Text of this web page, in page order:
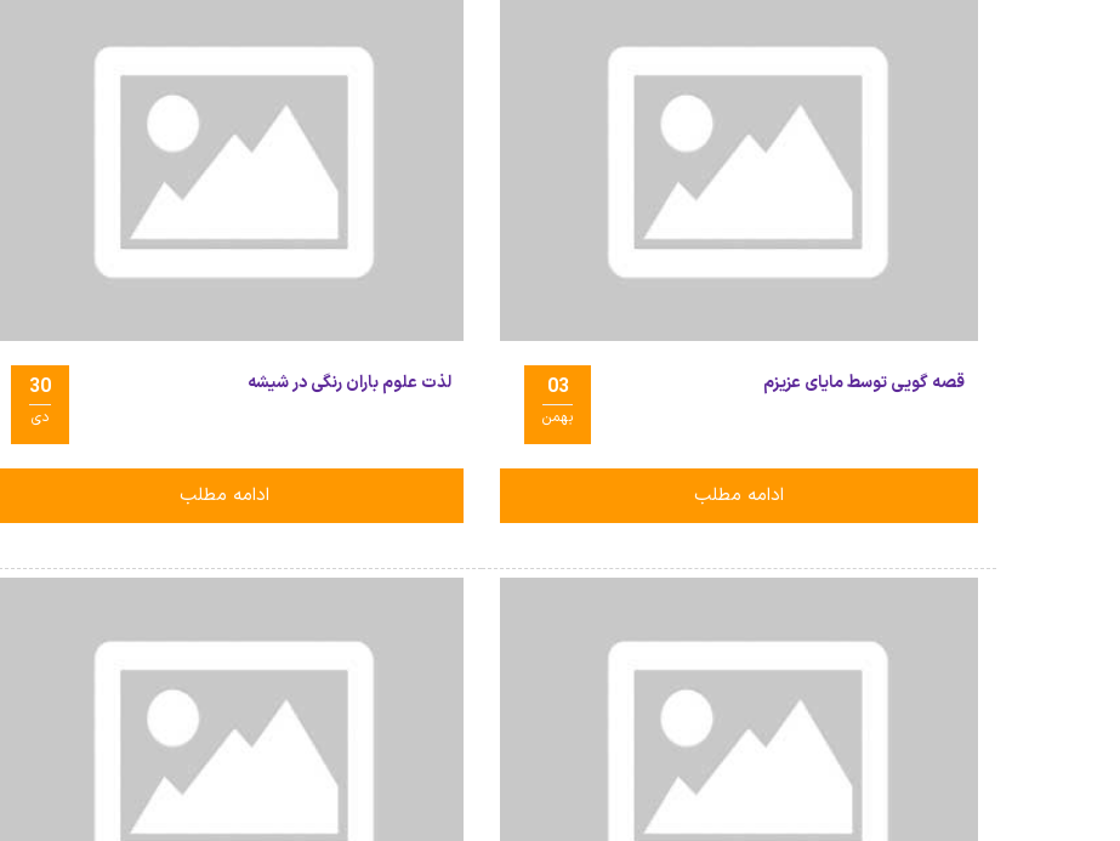
03
بهمن
قصه گویی توسط مایای عزیزم
ادامه مطلب
30
دی
لذت علوم باران رنگی در شیشه
ادامه مطلب